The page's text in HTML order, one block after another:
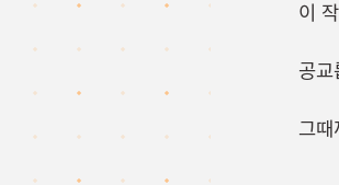
이
공
그때